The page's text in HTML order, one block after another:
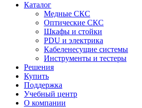
Каталог
Медные СКС
Оптические СКС
Шкафы и стойки
PDU и электрика
Кабеленесущие системы
Инструменты и тестеры
Решения
Купить
Поддержка
Учебный центр
О компании